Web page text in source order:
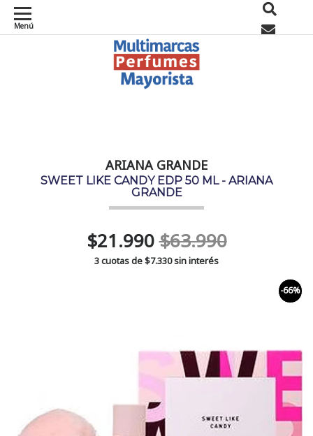
Menú
ARIANA GRANDE
SWEET LIKE CANDY EDP 50 ML - ARIANA
GRANDE
$21.990$63.990
3 cuotas de$7.330sin interés
-66%